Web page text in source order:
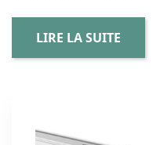
LIRE LA SUITE